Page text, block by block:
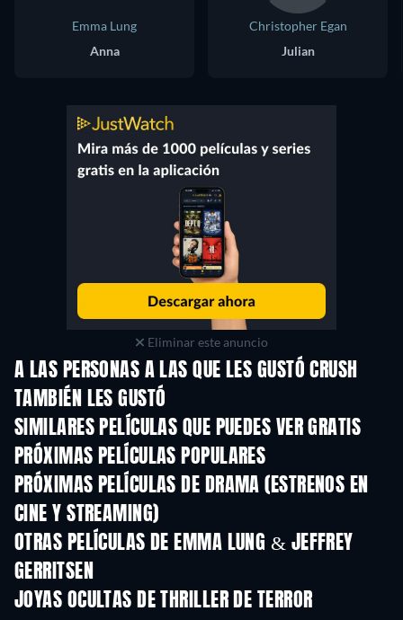
Emma Lung
Anna
Christopher Egan
Julian
Eliminar este anuncio
A LAS PERSONAS A LAS QUE LES GUSTÓ CRUSH
TAMBIÉN LES GUSTÓ
SIMILARES PELÍCULAS QUE PUEDES VER GRATIS
PRÓXIMAS PELÍCULAS POPULARES
PRÓXIMAS PELÍCULAS DE DRAMA (ESTRENOS EN
CINE Y STREAMING)
OTRAS PELÍCULAS DE EMMA LUNG & JEFFREY
GERRITSEN
JOYAS OCULTAS DE THRILLER DE TERROR